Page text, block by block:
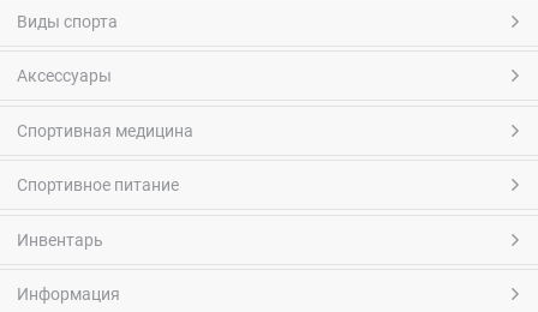
Виды спорта
Аксессуары
Спортивная медицина
Спортивное питание
Инвентарь
Информация